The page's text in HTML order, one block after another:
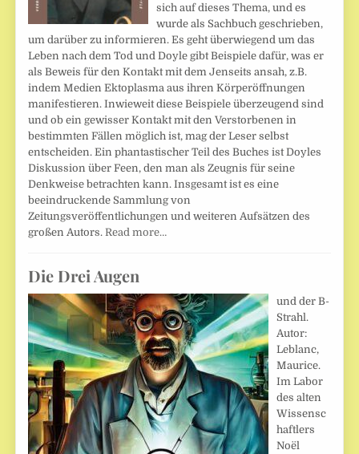
sich auf dieses Thema, und es
wurde als Sachbuch geschrieben,
um darüber zu informieren. Es geht überwiegend um das
Leben nach dem Tod und Doyle gibt Beispiele dafür, was er
als Beweis für den Kontakt mit dem Jenseits ansah, z.B.
indem Medien Ektoplasma aus ihren Körperöffnungen
manifestieren. Inwieweit diese Beispiele überzeugend sind
und ob ein gewisser Kontakt mit den Verstorbenen in
bestimmten Fällen möglich ist, mag der Leser selbst
entscheiden. Ein phantastischer Teil des Buches ist Doyles
Diskussion über Feen, den man als Zeugnis für seine
Denkweise betrachten kann. Insgesamt ist es eine
beeindruckende Sammlung von
Zeitungsveröffentlichungen und weiteren Aufsätzen des
großen Autors. Read more…
Die Drei Augen
und der B-
Strahl.
Autor:
Leblanc,
Maurice.
Im Labor
des alten
Wissensc
haftlers
Noël